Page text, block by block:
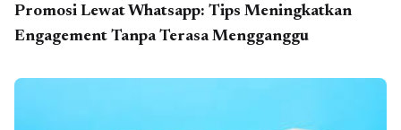
Promosi Lewat Whatsapp: Tips Meningkatkan
Engagement Tanpa Terasa Mengganggu